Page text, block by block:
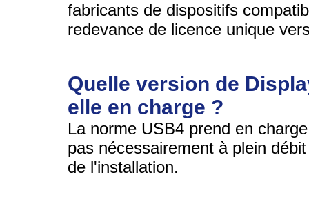
fabricants de dispositifs
redevance de licence unique
Quelle version de
elle en charge ?
La norme USB4 prend en
pas nécessairement à plein
de l'installation.